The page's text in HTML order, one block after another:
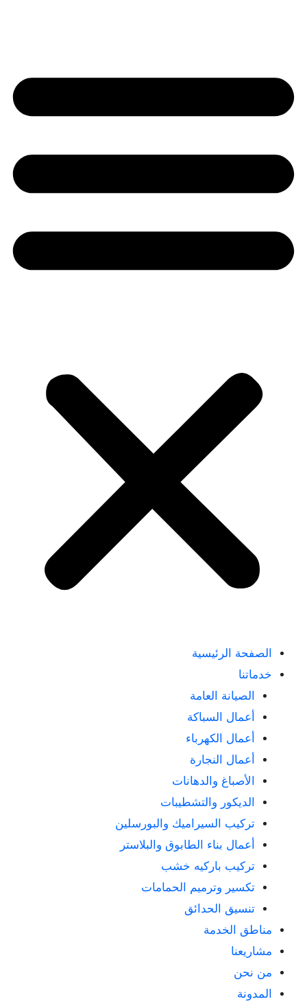
الصفحة الرئيسية
خدماتنا
الصيانة العامة
أعمال السباكة
أعمال الكهرباء
أعمال النجارة
الأصباغ والدهانات
الديكور والتشطيبات
تركيب السيراميك والبورسلين
أعمال بناء الطابوق والبلاستر
تركيب باركيه خشب
تكسير وترميم الحمامات
تنسيق الحدائق
مناطق الخدمة
مشاريعنا
من نحن
المدونة